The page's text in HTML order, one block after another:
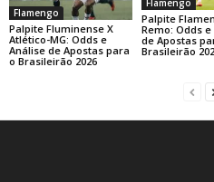
Flamengo
Palpite Fluminense X
Atlético-MG: Odds e
Análise de Apostas para
o Brasileirão 2026
Flamengo
Palpite
Remo: Odds
de Apostas
Brasileirão